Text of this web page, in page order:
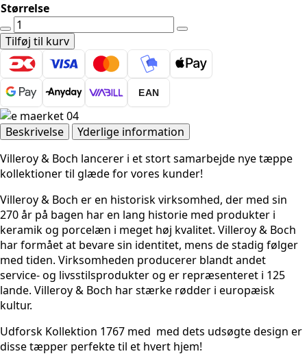
Størrelse
Villeroy
&
Boch
1767
-
Pierre
Cream-
Blå
antal
Tilføj til kurv
EAN
Beskrivelse
Yderlige information
Villeroy & Boch lancerer i et stort samarbejde nye tæppe
kollektioner til glæde for vores kunder!
Villeroy & Boch er en historisk virksomhed, der med sin
270 år på bagen har en lang historie med produkter i
keramik og porcelæn i meget høj kvalitet. Villeroy & Boch
har formået at bevare sin identitet, mens de stadig følger
med tiden. Virksomheden producerer blandt andet
service- og livsstilsprodukter og er repræsenteret i 125
lande. Villeroy & Boch har stærke rødder i europæisk
kultur.
Udforsk Kollektion 1767 med med dets udsøgte design er
disse tæpper perfekte til et hvert hjem!